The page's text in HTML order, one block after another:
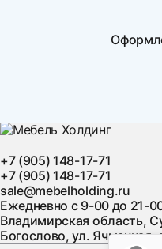
+7 (905) 148-17-71
+7 (905) 148-17-71
sale@mebelholding.ru
Ежедневно с 9-00 до 21-
Владимирская область,
Богослово, ул. Ячменная,